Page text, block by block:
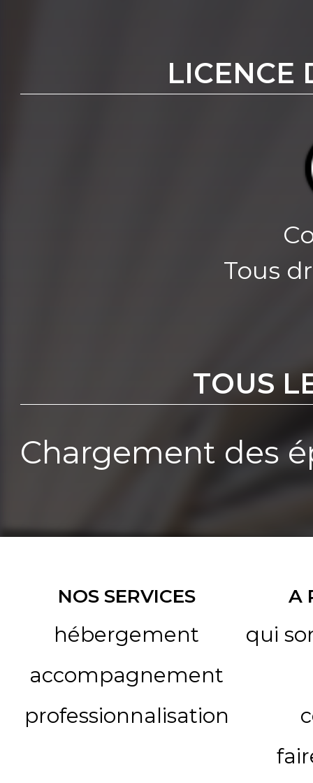
LICENCE
Tous
TOUS
Chargement des
NOS SERVICES
hébergement
accompagnement
professionnalisation
A
qui